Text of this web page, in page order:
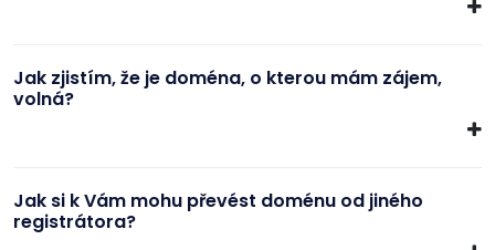
Jak zjistím, že je doména, o kterou mám zájem,
volná?
Jak si k Vám mohu převést doménu od jiného
registrátora?